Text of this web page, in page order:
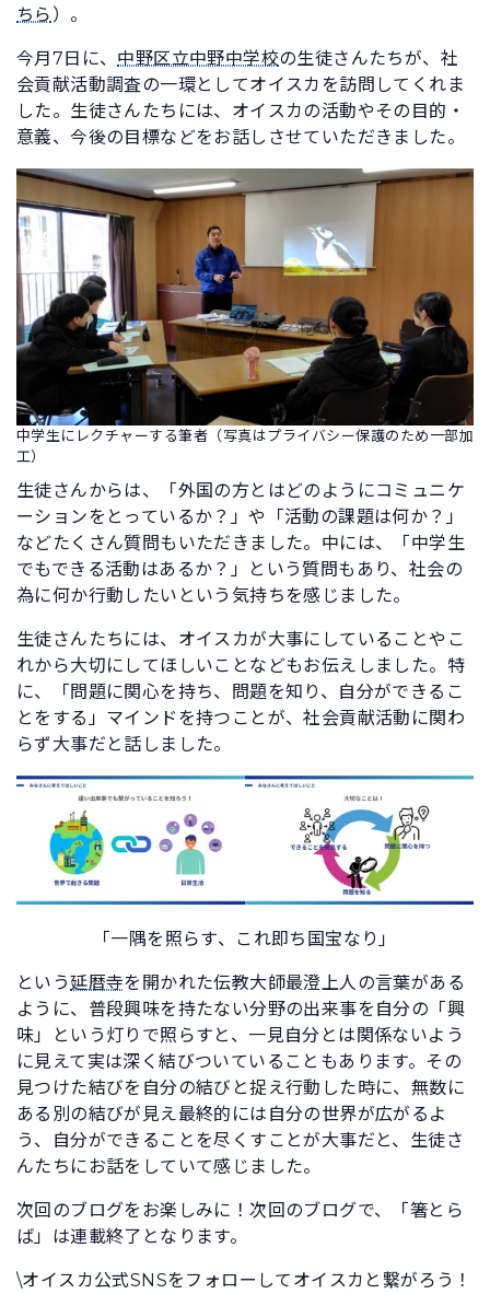
ちら ）。
今月7日に、 中野区立中野中学校の生徒さんたちが、社
会貢献活動調査の一環としてオイスカを訪問してくれま
した。生徒さんたちには、オイスカの活動やその目的・
意義、今後の目標などをお話しさせていただきました。
中学生にレクチャーする筆者（写真はプライバシー保護のため一部加
工）
生徒さんからは、「外国の方とはどのようにコミュニケ
ーションをとっているか？」や「活動の課題は何か？」
などたくさん質問もいただきました。中には、「中学生
でもできる活動はあるか？」という質問もあり、社会の
為に何か行動したいという気持ちを感じました。
生徒さんたちには、オイスカが大事にしていることやこ
れから大切にしてほしいことなどもお伝えしました。特
に、「問題に関心を持ち、問題を知り、自分ができるこ
とをする」マインドを持つことが、社会貢献活動に関わ
らず大事だと話しました。
「一隅を照らす、これ即ち国宝なり」
という延暦寺を開かれた伝教大師最澄上人の言葉がある
ように、普段興味を持たない分野の出来事を自分の「興
味」という灯りで照らすと、一見自分とは関係ないよう
に見えて実は深く結びついていることもあります。その
見つけた結びを自分の結びと捉え行動した時に、無数に
ある別の結びが見え最終的には自分の世界が広がるよ
う、自分ができることを尽くすことが大事だと、生徒さ
んたちにお話をしていて感じました。
次回のブログをお楽しみに！次回のブログで、「箸とら
ば」は連載終了となります。
\オイスカ公式SNSをフォローしてオイスカと繋がろう！